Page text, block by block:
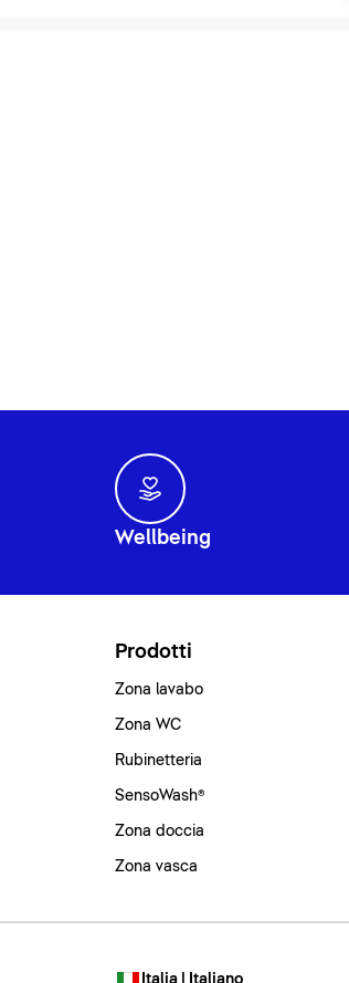
Wellbeing
Prodotti
Zona lavabo
Zona WC
Rubinetteria
SensoWash®
Zona doccia
Zona vasca